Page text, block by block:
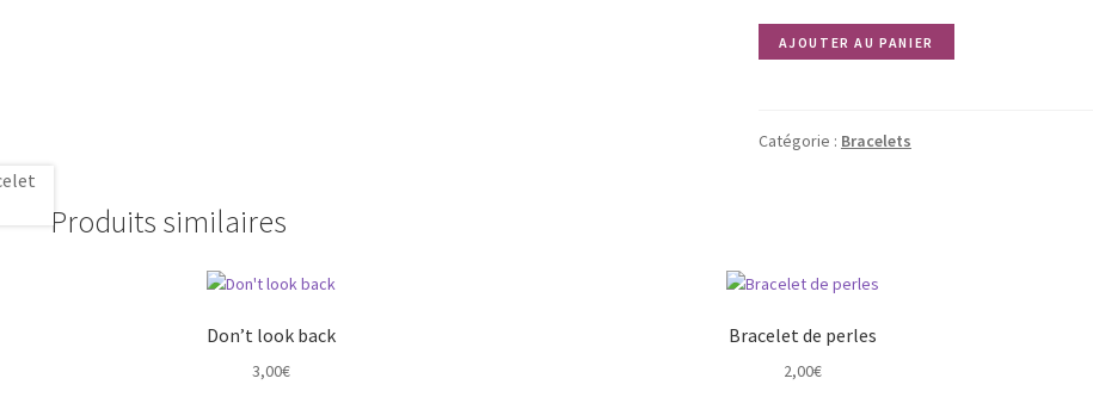
quantité
de
AJOUTER AU PANIER
Catégorie : Bracelets
Produits similaires
Don’t look back
3,00€
Bracelet de perles
2,00€